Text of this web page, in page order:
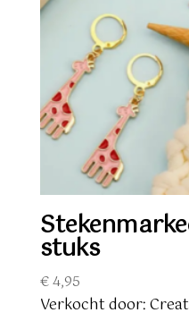
stuks
€4,95
Verkocht door: